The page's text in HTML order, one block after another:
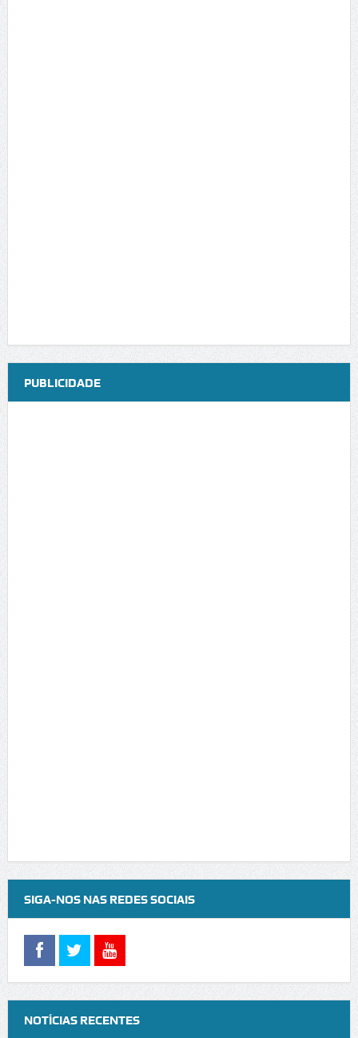
PUBLICIDADE
SIGA-NOS NAS REDES SOCIAIS
NOTÍCIAS RECENTES